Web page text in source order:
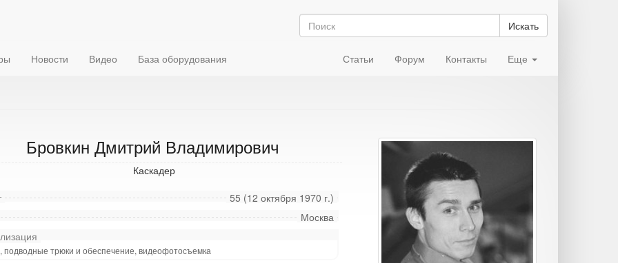
Искать
Новости Видео База оборудования Статьи Форум Контакты Еще
Бровкин Дмитрий Владимирович
Каскадер
55 (12 октября 1970 г.)
Москва
подводные трюки и обеспечение, видеофотосъемка